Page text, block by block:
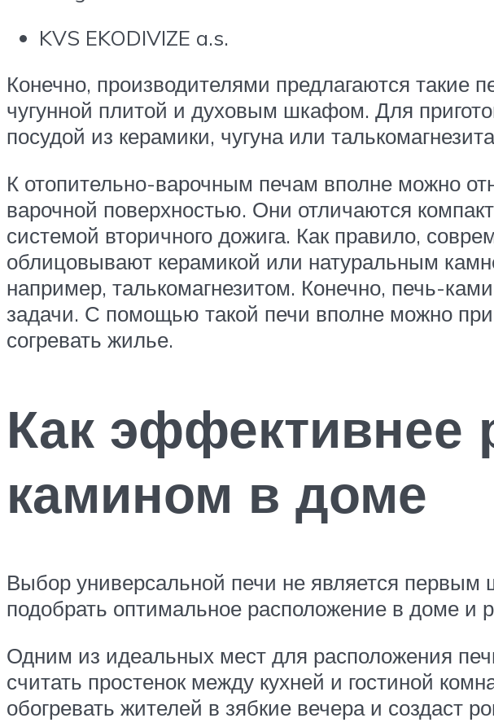
KVS EKODIVIZE a.s.
Конечно, производителями предлагаются такие
чугунной плитой и духовым шкафом. Для
посудой из керамики, чугуна или
К отопительно-варочным печам вполне можно
варочной поверхностью. Они отличаются
системой вторичного дожига. Как правило,
облицовывают керамикой или натуральным
например, талькомагнезитом. Конечно, печь-
задачи. С помощью такой печи вполне можно
согревать жилье.
Как эффективнее
камином в доме
Выбор универсальной печи не является первым
подобрать оптимальное расположение в доме и
Одним из идеальных мест для расположения
считать простенок между кухней и гостиной
обогревать жителей в зябкие вечера и создаст